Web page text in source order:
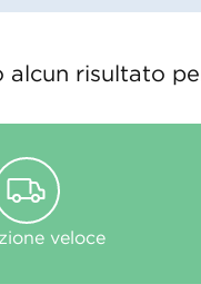
alcun risultato
veloce